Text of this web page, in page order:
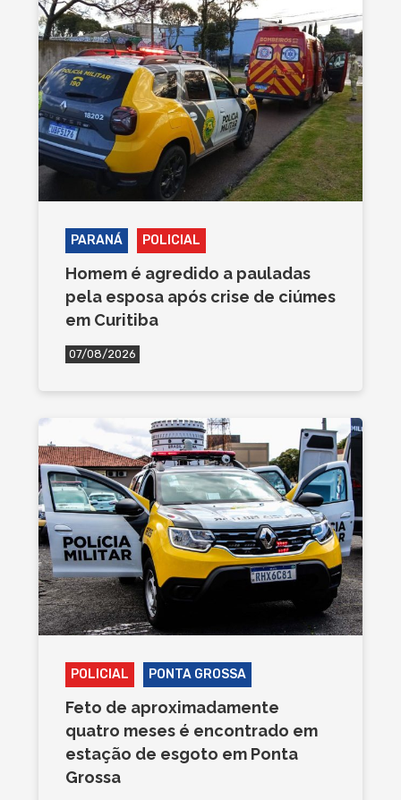
PARANÁ POLICIAL
Homem é agredido a pauladas
pela esposa após crise de ciúmes
em Curitiba
07/08/2026
POLICIAL PONTA GROSSA
Feto de aproximadamente
quatro meses é encontrado em
estação de esgoto em Ponta
Grossa